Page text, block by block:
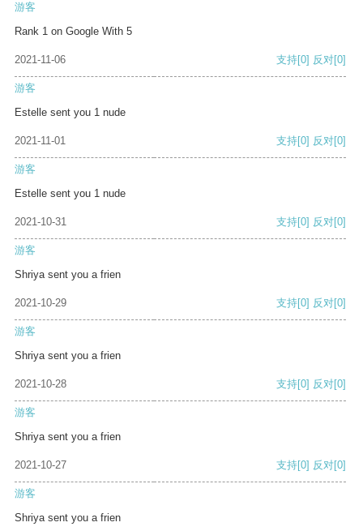
游客
Rank 1 on Google With 5
2021-11-06 支持[0] 反对[0]
游客
Estelle sent you 1 nude
2021-11-01 支持[0] 反对[0]
游客
Estelle sent you 1 nude
2021-10-31 支持[0] 反对[0]
游客
Shriya sent you a frien
2021-10-29 支持[0] 反对[0]
游客
Shriya sent you a frien
2021-10-28 支持[0] 反对[0]
游客
Shriya sent you a frien
2021-10-27 支持[0] 反对[0]
游客
Shriya sent you a frien